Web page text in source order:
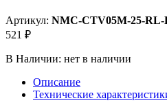
Артикул: NMC-CTV05M-25-RL-
521 ₽
В Наличии: нет в наличии
Описание
Технические